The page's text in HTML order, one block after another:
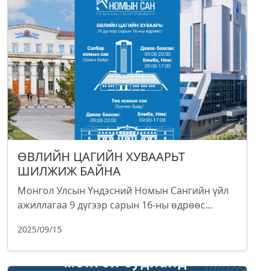
ӨВЛИЙН ЦАГИЙН ХУВААРЬТ
ШИЛЖИЖ БАЙНА
Монгол Улсын Үндэсний Номын Сангийн үйл
ажиллагаа 9 дүгээр сарын 16-ны өдрөөс...
2025/09/15